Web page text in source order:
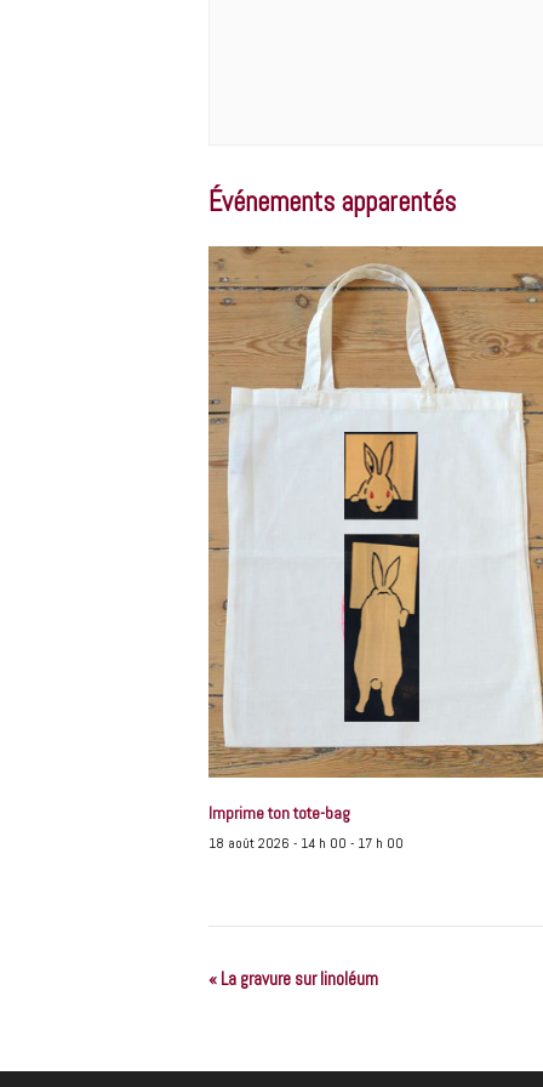
Événements apparentés
Imprime ton tote-bag
18 août 2026 - 14 h 00 - 17 h 00
N
« La gravure sur linoléum